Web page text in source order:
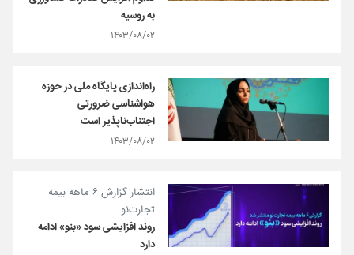
به روسیه
۱۴۰۳/۰۸/۰۲
راه‌اندازی پایگاه ملی در حوزه
هواشناسی ضرورتی
اجتناب‌ناپذیر است
۱۴۰۳/۰۸/۰۲
انتشار گزارش ۶ ماهه بیمه
تجارت‌نو
روند افزایشی سود «بنو» ادامه
دارد